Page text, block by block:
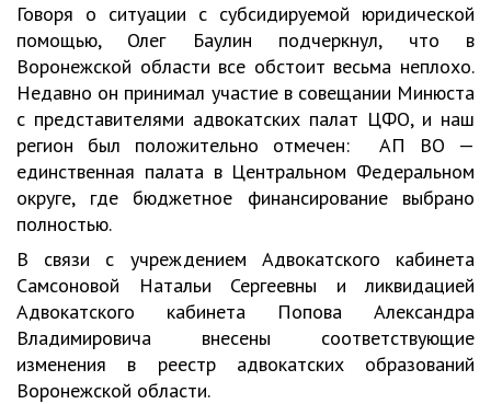
Говоря о ситуации с субсидируемой юридической
помощью, Олег Баулин подчеркнул, что в
Воронежской области все обстоит весьма неплохо.
Недавно он принимал участие в совещании Минюста
с представителями адвокатских палат ЦФО, и наш
регион был положительно отмечен: АП ВО —
единственная палата в Центральном Федеральном
округе, где бюджетное финансирование выбрано
полностью.
В связи с учреждением Адвокатского кабинета
Самсоновой Натальи Сергеевны и ликвидацией
Адвокатского кабинета Попова Александра
Владимировича внесены соответствующие
изменения в реестр адвокатских образований
Воронежской области.